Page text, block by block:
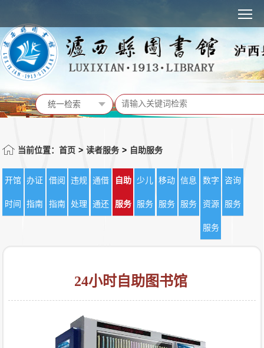
统一检索
馆藏书目
活动预告
当前位置：首页 > 读者服务 > 自助服务
开馆
时间
办证
指南
借阅
指南
违规
处理
通借
通还
自助
服务
少儿
服务
移动
服务
信息
服务
数字
资源
服务
咨询
服务
24小时自助图书馆